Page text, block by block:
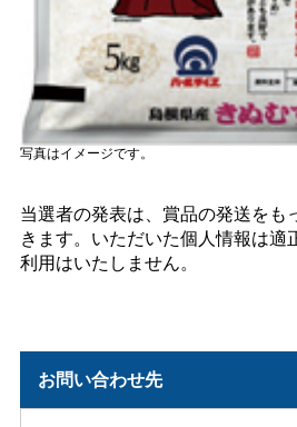
写真はイメージです。
当選者の発表は、賞品の発送をも
きます。いただいた個人情報は適
利用はいたしません。
お問い合わせ先